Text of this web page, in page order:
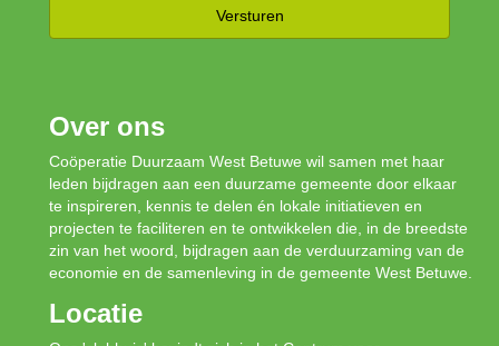
Over ons
Coöperatie Duurzaam West Betuwe wil samen met haar
leden bijdragen aan een duurzame gemeente door elkaar
te inspireren, kennis te delen én lokale initiatieven en
projecten te faciliteren en te ontwikkelen die, in de breedste
zin van het woord, bijdragen aan de verduurzaming van de
economie en de samenleving in de gemeente West Betuwe.
Locatie